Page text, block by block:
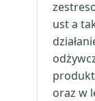
ust a
oraz w